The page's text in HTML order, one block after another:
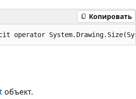
Копировать
объект.